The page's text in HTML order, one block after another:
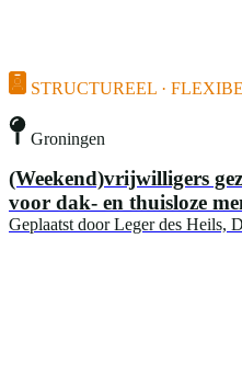
STRUCTUREEL ·
Groningen
(Weekend)vrijwilligers
voor dak- en thuisloze
Geplaatst door Leger des Heils,